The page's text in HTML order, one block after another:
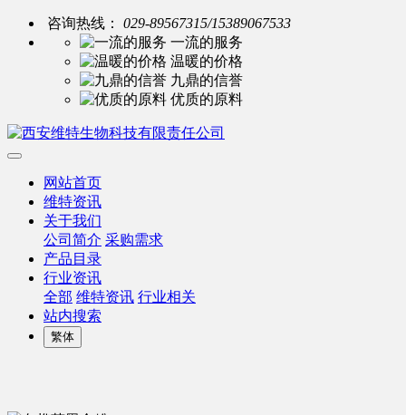
咨询热线：
029-89567315/15389067533
一流的服务
温暖的价格
九鼎的信誉
优质的原料
网站首页
维特资讯
关于我们
公司简介 采购需求
产品目录
行业资讯
全部 维特资讯 行业相关
站内搜索
繁体